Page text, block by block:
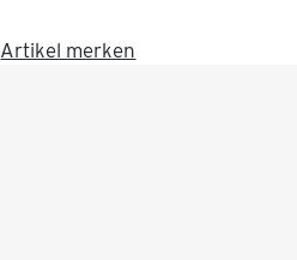
Artikel merken